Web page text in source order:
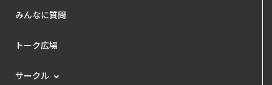
みんなに質問
トーク広場
サークル